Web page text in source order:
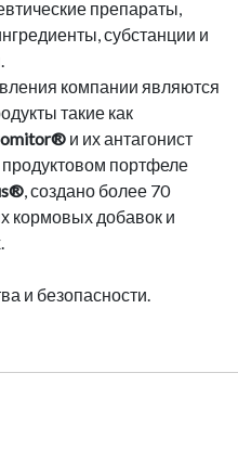
препараты,
субстанции и
компании являются
такие как
и их антагонист
портфеле
, создано более 70
кормовых добавок и
и безопасности.